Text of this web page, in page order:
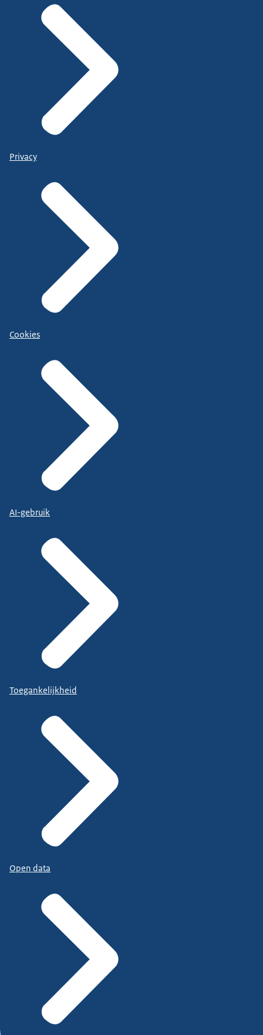
Privacy
Cookies
AI-gebruik
Toegankelijkheid
Open data